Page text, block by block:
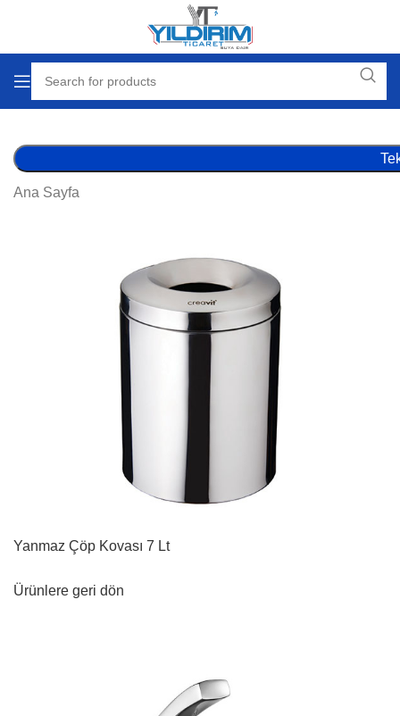
Ana Sayfa
Yanmaz Çöp Kovası 7 Lt
Ürünlere geri dön